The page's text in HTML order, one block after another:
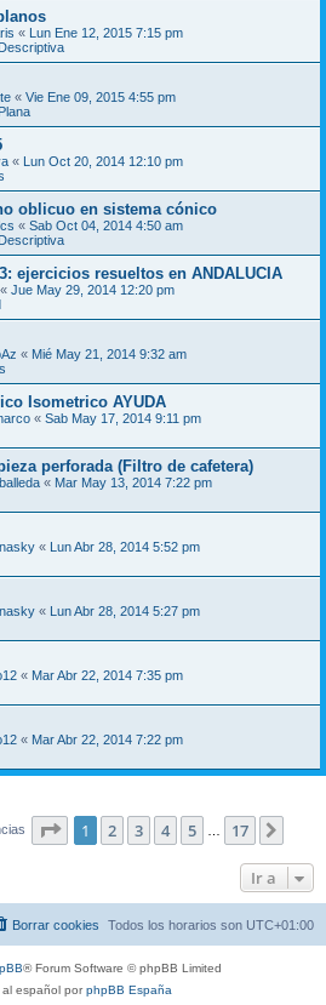
« Lun Ene 12, 2015 7:15 pm
« Vie Ene 09, 2015 4:55 pm
« Lun Oct 20, 2014 12:10 pm
oblicuo en sistema cónico
« Sab Oct 04, 2014 4:50 am
ejercicios resueltos en ANDALUCIA
« Jue May 29, 2014 12:20 pm
« Mié May 21, 2014 9:32 am
Isometrico AYUDA
« Sab May 17, 2014 9:11 pm
perforada (Filtro de cafetera)
« Mar May 13, 2014 7:22 pm
« Lun Abr 28, 2014 5:52 pm
« Lun Abr 28, 2014 5:27 pm
« Mar Abr 22, 2014 7:35 pm
« Mar Abr 22, 2014 7:22 pm
Página de 17
1 2 3 4 5 17
Ir a
Todos los horarios son UTC+01:00
Borrar cookies
® Forum Software © phpBB Limited
al español porphpBB España